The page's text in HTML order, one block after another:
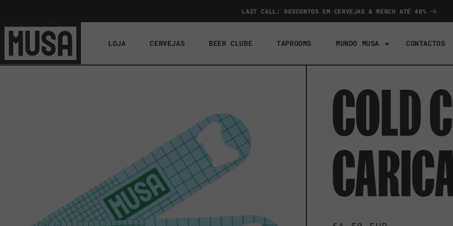
LA$T CALL: DESCONTOS EM CERVEJAS & MERCH ATÉ 40%
LOJA CERVEJAS BEER CLUBE TAPROOMS MUNDO MUSA CONTACTOS
Saltar
COLD